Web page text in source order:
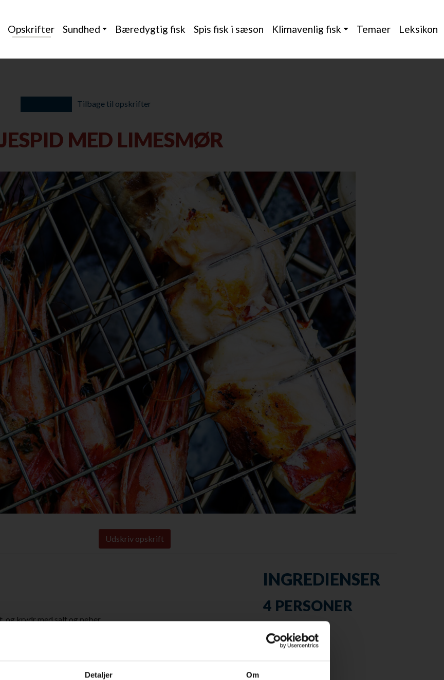
Detaljer Om
Opskrifter Sundhed Bæredygtig fisk Spis fisk i sæson Klimavenlig fisk Temaer Leksikon
Tilbage til opskrifter
MED LIMESMØR
Udskriv opskrift
og krydr med salt og peber.
grilles i en dobbeltrist i ca. 1 minut på hver side ved direkte varme.
INGREDIENSER
4 PERSONER
24-30 store rejer